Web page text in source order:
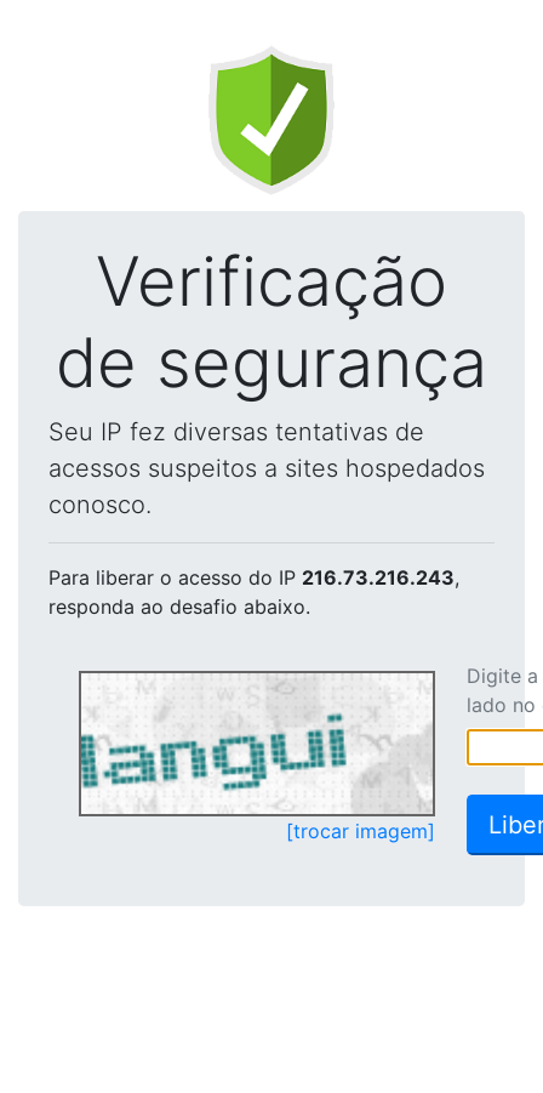
Verificação
de segurança
Seu IP fez diversas tentativas de
acessos suspeitos a sites hospedados
conosco.
Para liberar o acesso do IP 216.73.216.243,
responda ao desafio abaixo.
[trocar imagem]
Digite
lado no